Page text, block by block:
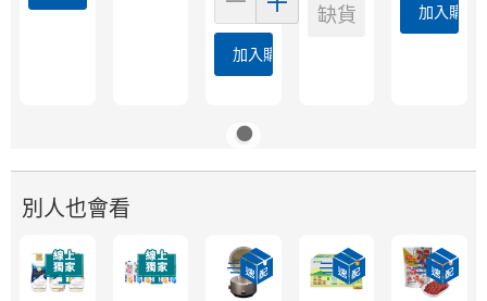
加入購物車
缺貨 加入購物
別人也會看